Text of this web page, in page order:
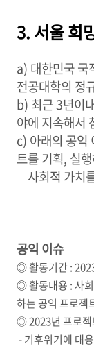
3. 서울 희
a) 대한민국 국
전공대학의 정
b) 최근 3년이
야에 지속해서
c) 아래의 공익
트를 기획, 실
사회적 가치
공익 이슈
◎활동기간 :
◎활동내용 : 사
하는 공익 프로젝
◎ 2023년 프로젝
- 기후위기에 대